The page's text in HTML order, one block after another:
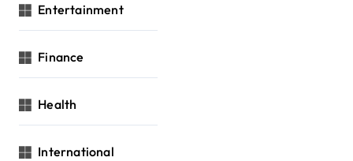
Entertainment
Finance
Health
International